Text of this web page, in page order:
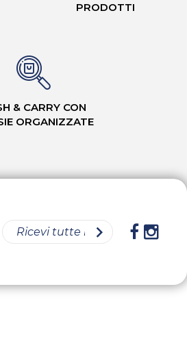
PRODOTTI
& CARRY CON
ORGANIZZATE